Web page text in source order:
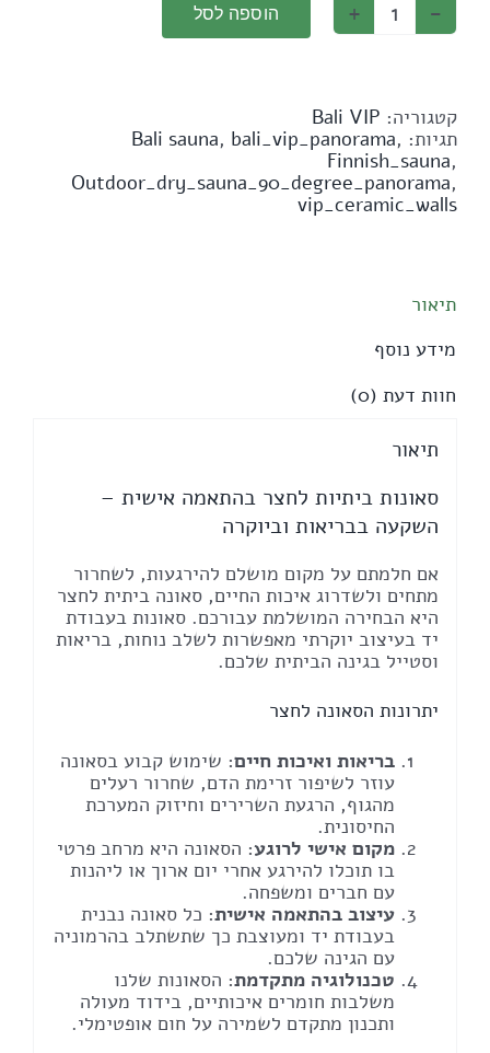
כמות
חיצונית
יבשה
דגם
פנורמה
90
מעלות
הוספה לסל
קטגוריה: Bali VIP
תגיות:
Bali sauna, bali_vip_panorama,
Finnish_sauna,
Outdoor_dry_sauna_90_degree_panorama,
vip_ceramic_walls
תיאור
מידע נוסף
חוות דעת (0)
תיאור
סאונות ביתיות לחצר בהתאמה אישית –
השקעה בבריאות וביוקרה
אם חלמתם על מקום מושלם להירגעות, לשחרור
מתחים ולשדרוג איכות החיים, סאונה ביתית לחצר
היא הבחירה המושלמת עבורכם. סאונות בעבודת
יד בעיצוב יוקרתי מאפשרות לשלב נוחות, בריאות
וסטייל בגינה הביתית שלכם.
יתרונות הסאונה לחצר
בריאות ואיכות חיים: שימוש קבוע בסאונה
עוזר לשיפור זרימת הדם, שחרור רעלים
מהגוף, הרגעת השרירים וחיזוק המערכת
החיסונית.
מקום אישי לרוגע: הסאונה היא מרחב פרטי
בו תוכלו להירגע אחרי יום ארוך או ליהנות
עם חברים ומשפחה.
עיצוב בהתאמה אישית: כל סאונה נבנית
בעבודת יד ומעוצבת כך שתשתלב בהרמוניה
עם הגינה שלכם.
טכנולוגיה מתקדמת: הסאונות שלנו
משלבות חומרים איכותיים, בידוד מעולה
ותכנון מתקדם לשמירה על חום אופטימלי.